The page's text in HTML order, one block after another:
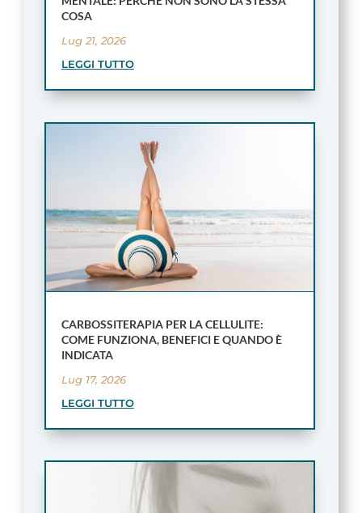
COSA
Lug 21, 2026
LEGGI TUTTO
CARBOSSITERAPIA PER LA CELLULITE:
COME FUNZIONA, BENEFICI E QUANDO È
INDICATA
Lug 17, 2026
LEGGI TUTTO